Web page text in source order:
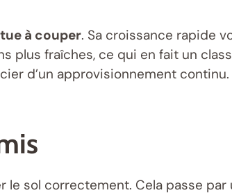
à couper. Sa croissance rapide
plus fraîches, ce qui en fait un
d’un approvisionnement continu.
le sol correctement. Cela passe par